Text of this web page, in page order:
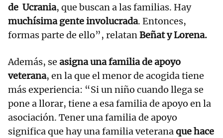
de Ucrania, que buscan a las familias. Hay
muchísima gente involucrada. Entonces,
formas parte de ello”, relatanBeñat y Lorena.
Además, se asigna una familia de apoyo
veterana, en la que el menor de acogida tiene
más experiencia: “Si un niño cuando llega se
pone a llorar, tiene a esa familia de apoyo en la
asociación. Tener una familia de apoyo
significa que hay una familia veteranaque hace